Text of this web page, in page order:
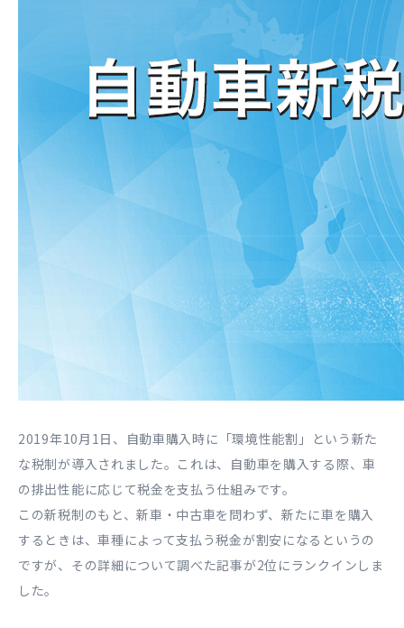
2019年10月1日、自動車購入時に「環境性能割」という新た
な税制が導入されました。これは、自動車を購入する際、車
の排出性能に応じて税金を支払う仕組みです。
この新税制のもと、新車・中古車を問わず、新たに車を購入
するときは、車種によって支払う税金が割安になるというの
ですが、その詳細について調べた記事が2位にランクインしま
した。